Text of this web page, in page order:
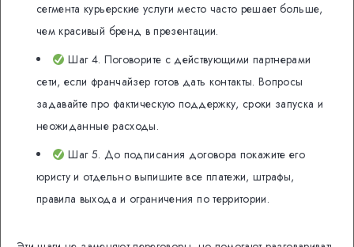
сегмента курьерские услуги место часто решает больше,
чем красивый бренд в презентации.
Шаг 4. Поговорите с действующими партнерами
сети, если франчайзер готов дать контакты. Вопросы
задавайте про фактическую поддержку, сроки запуска и
неожиданные расходы.
Шаг 5. До подписания договора покажите его
юристу и отдельно выпишите все платежи, штрафы,
правила выхода и ограничения по территории.